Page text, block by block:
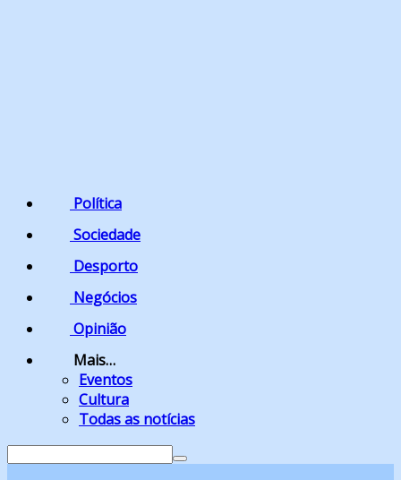
Política
Sociedade
Desporto
Negócios
Opinião
Mais…
Eventos
Cultura
Todas as notícias
Search